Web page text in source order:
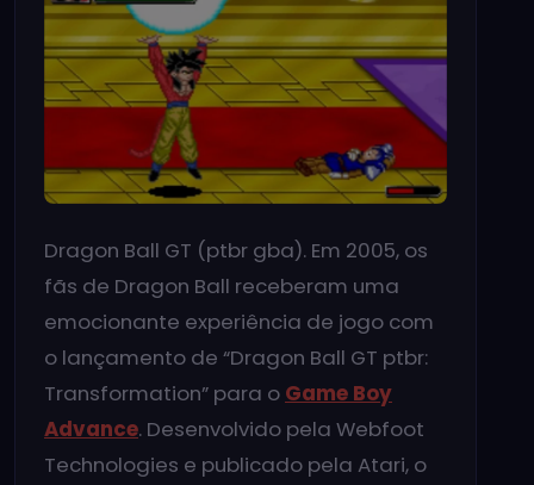
Dragon Ball GT (ptbr gba). Em 2005, os
fãs de Dragon Ball receberam uma
emocionante experiência de jogo com
o lançamento de “Dragon Ball GT ptbr:
Transformation” para o Game Boy
Advance. Desenvolvido pela Webfoot
Technologies e publicado pela Atari, o